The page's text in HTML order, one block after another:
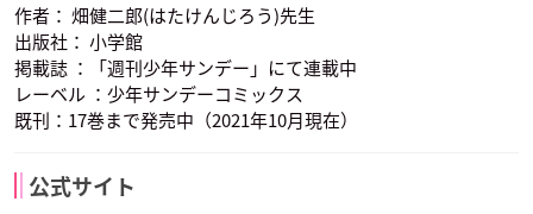
作者： 畑健二郎(はたけんじろう)先生
出版社： 小学館
掲載誌 ：「週刊少年サンデー」にて連載中
レーベル ：少年サンデーコミックス
既刊：17巻まで発売中（2021年10月現在）
公式サイト